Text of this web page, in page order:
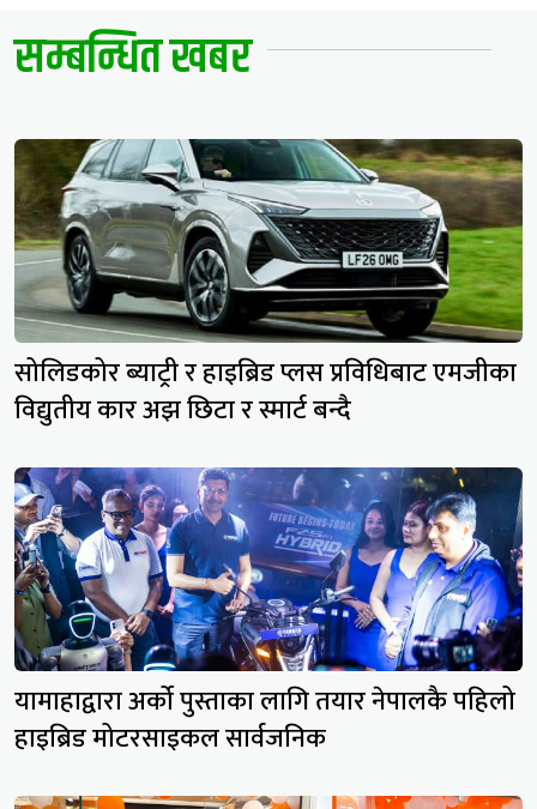
सम्बन्धित खबर
सोलिडकोर ब्याट्री र हाइब्रिड प्लस प्रविधिबाट एमजीका
विद्युतीय कार अझ छिटा र स्मार्ट बन्दै
यामाहाद्वारा अर्को पुस्ताका लागि तयार नेपालकै पहिलो
हाइब्रिड मोटरसाइकल सार्वजनिक